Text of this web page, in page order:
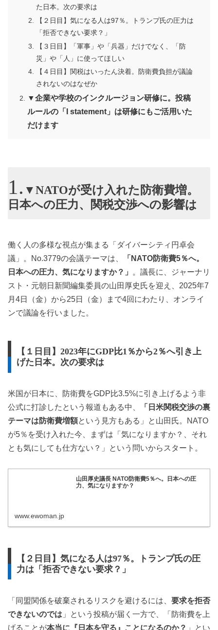
た日本。次の要求は
【２日目】気になる人は97％。トランプ氏の圧力は
「拒否できない要求？」
【３日目】「軍事」や「兵器」だけでなく、「防
災」や「人」に使ってほしい
【４日目】関税はいったん決着。防衛費負担が議論
されないのはなぜか
▼企業や学校のインクルージョン研修に。投稿
ルールの「I statement」は研修にもご活用いた
だけます
▼NATOが受け入れた防衛費増。
日本への圧力、関税交渉への影響は
働く人の多様な視点が集まる「ダイバーシティ円卓会
議」。No.3779の会議テーマは、
「NATO防衛費5％へ。
日本への圧力、気になりますか？」
。議長に、ジャーナリ
スト・元朝日新聞編集委員の山田厚史氏を迎え、2025年7
月4日（金）から25日（金）まで4回にわたり、オンライ
ンで議論を行いました。
【１日目】2023年にGDP比1％から2％へ引き上
げた日本。次の要求は
米国が日本に、防衛費をGDP比3.5%に引き上げるよう非
公式に打診したという報道もある中、
「日米関税交渉の裏
テーマは防衛費増額という見方もある」と山田氏。NATO
が5％を受け入れた今、まずは「気になりますか？、それ
とも気にしても仕方ない？」という問いからスタート。
山田厚史議長 NATO防衛費5％へ。日本への圧
力、気になりますか？
www.ewoman.jp
【２日目】気になる人は97％。トランプ氏の圧
力は「拒否できない要求？」
「同盟関係を破棄されるリスクを避けるには、 要求を拒否
できないのでは 」という投稿が届く一方で、「防衛費を上
げることが本当に『日本を守る』ことになるのか？ 」とい